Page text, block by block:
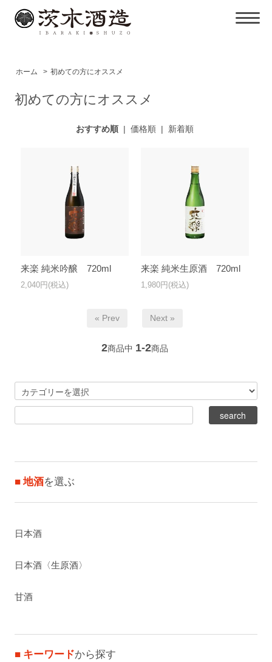
ホーム > 初めての方にオススメ
初めての方にオススメ
おすすめ順| 価格順| 新着順
来楽 純米吟醸 720ml
2,040円(税込)
来楽 純米生原酒 720ml
1,980円(税込)
« Prev Next »
2商品中 1-2商品
■ 地酒を選ぶ
日本酒
日本酒〈生原酒〉
甘酒
■ キーワードから探す